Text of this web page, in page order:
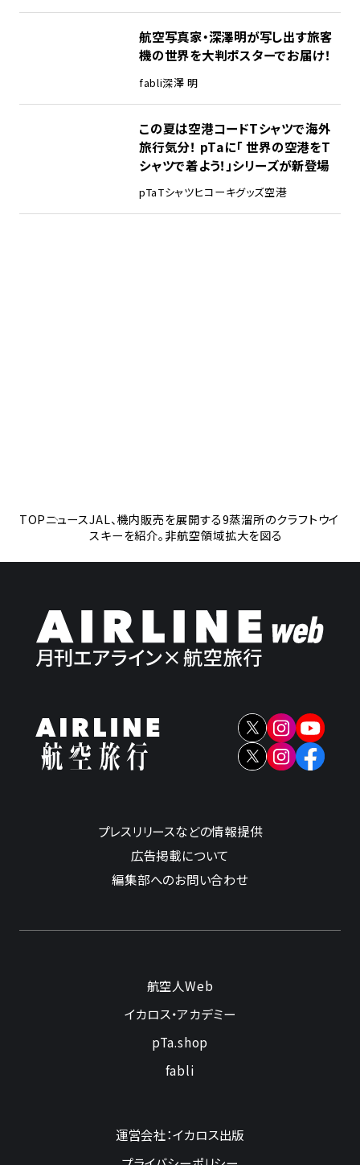
航空写真家・深澤明が写し出す旅客
機の世界を大判ポスターでお届け！
fabli深澤 明
この夏は空港コードTシャツで海外
旅行気分！ pTaに「 世界の空港をT
シャツで着よう！」シリーズが新登場
pTaTシャツヒコーキグッズ空港
TOPニュースJAL、機内販売を展開する9蒸溜所のクラフトウイ
スキーを紹介。非航空領域拡大を図る
プレスリリースなどの情報提供
広告掲載について
編集部へのお問い合わせ
航空人Web
イカロス・アカデミー
pTa.shop
fabli
運営会社：イカロス出版